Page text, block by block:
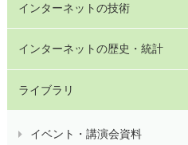
インターネットの技術
インターネットの歴史・統計
ライブラリ
イベント・講演会資料